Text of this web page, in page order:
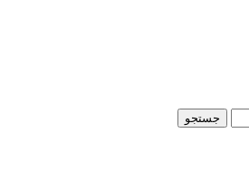
جستجو